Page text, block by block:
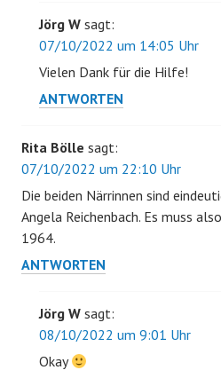
Jörg W sagt:
07/10/2022 um 14:05 Uhr
Vielen Dank für die Hilfe!
ANTWORTEN
Rita Bölle sagt:
07/10/2022 um 22:10 Uhr
Die beiden Närrinnen sind
Angela Reichenbach. Es muss
1964.
ANTWORTEN
Jörg W sagt:
08/10/2022 um 9:01 Uhr
Okay